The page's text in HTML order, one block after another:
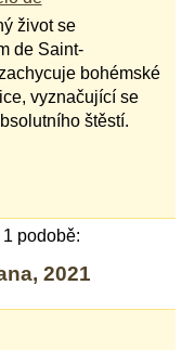
život se
de Saint-
bohémské
vyznačující se
štěstí.
podobě:
2021